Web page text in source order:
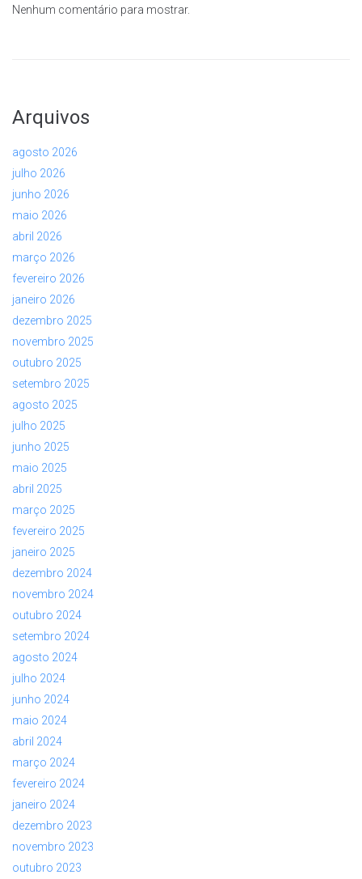
Nenhum comentário para mostrar.
Arquivos
agosto 2026
julho 2026
junho 2026
maio 2026
abril 2026
março 2026
fevereiro 2026
janeiro 2026
dezembro 2025
novembro 2025
outubro 2025
setembro 2025
agosto 2025
julho 2025
junho 2025
maio 2025
abril 2025
março 2025
fevereiro 2025
janeiro 2025
dezembro 2024
novembro 2024
outubro 2024
setembro 2024
agosto 2024
julho 2024
junho 2024
maio 2024
abril 2024
março 2024
fevereiro 2024
janeiro 2024
dezembro 2023
novembro 2023
outubro 2023